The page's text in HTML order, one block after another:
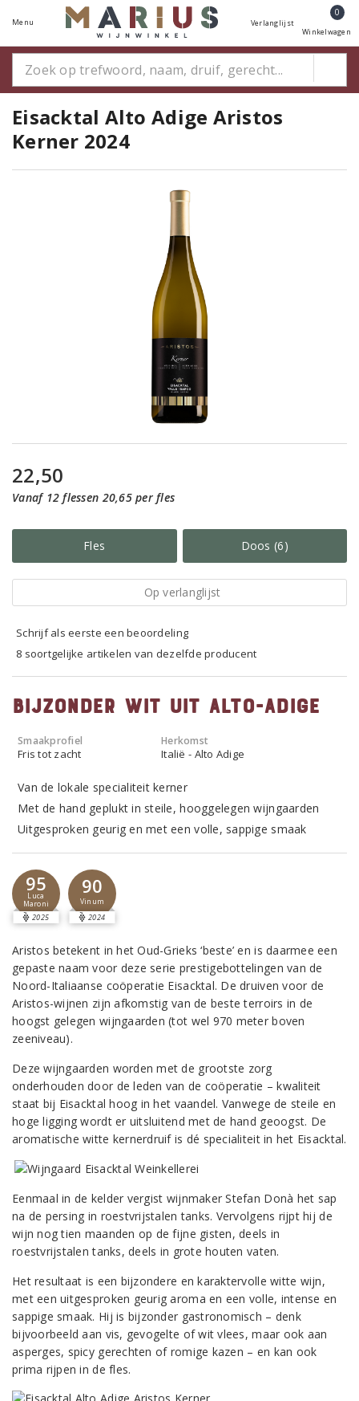
Menu Verlanglijst
0
Winkelwagen
Eisacktal Alto Adige Aristos
Kerner 2024
22,50
Vanaf 12 flessen 20,65 per fles
Fles Doos (6)
Op verlanglijst
Schrijf als eerste een beoordeling
8 soortgelijke artikelen van dezelfde producent
Bijzonder wit uit Alto-Adige
Smaakprofiel
Fris tot zacht
Herkomst
Italië - Alto Adige
Van de lokale specialiteit kerner
Met de hand geplukt in steile, hooggelegen wijngaarden
Uitgesproken geurig en met een volle, sappige smaak
95
Luca
Maroni
2025
90
Vinum
2024
Aristos betekent in het Oud-Grieks ‘beste’ en is daarmee een
gepaste naam voor deze serie prestigebottelingen van de
Noord-Italiaanse coöperatie Eisacktal. De druiven voor de
Aristos-wijnen zijn afkomstig van de beste terroirs in de
hoogst gelegen wijngaarden (tot wel 970 meter boven
zeeniveau).
Deze wijngaarden worden met de grootste zorg
onderhouden door de leden van de coöperatie – kwaliteit
staat bij Eisacktal hoog in het vaandel. Vanwege de steile en
hoge ligging wordt er uitsluitend met de hand geoogst. De
aromatische witte kernerdruif is dé specialiteit in het Eisacktal.
Eenmaal in de kelder vergist wijnmaker Stefan Donà het sap
na de persing in roestvrijstalen tanks. Vervolgens rijpt hij de
wijn nog tien maanden op de fijne gisten, deels in
roestvrijstalen tanks, deels in grote houten vaten.
Het resultaat is een bijzondere en karaktervolle witte wijn,
met een uitgesproken geurig aroma en een volle, intense en
sappige smaak. Hij is bijzonder gastronomisch – denk
bijvoorbeeld aan vis, gevogelte of wit vlees, maar ook aan
asperges, spicy gerechten of romige kazen – en kan ook
prima rijpen in de fles.